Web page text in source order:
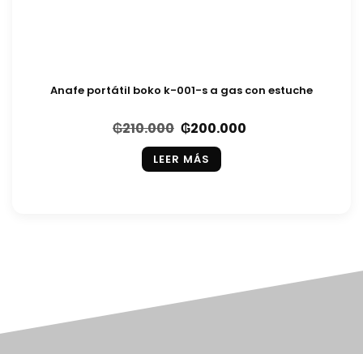
Anafe portátil boko k-001-s a gas con estuche
₲210.000 ₲200.000
LEER MÁS